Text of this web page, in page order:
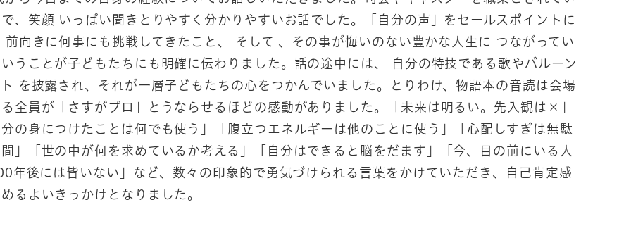
、笑顔 いっぱい聞きとりやすく分かりやすいお話でした。「自分の声」をセールスポイントに
前向きに何事にも挑戦してきたこと、 そして 、その事が悔いのない豊かな人生に つながってい
うことが子どもたちにも明確に伝わりました。話の途中には、 自分の特技である歌やバルーン
を披露され、それが一層子どもたちの心をつかんでいました。とりわけ、物語本の音読は会場
全員が「さすがプロ」とうならせるほどの感動がありました。「未来は明るい。先入観は×」
の身につけたことは何でも使う」「腹立つエネルギーは他のことに使う」「心配しすぎは無駄
」「世の中が何を求めているか考える」「自分はできると脳をだます」「今、目の前にいる人
年後には皆いない」など、数々の印象的で勇気づけられる言葉をかけていただき、自己肯定感
るよいきっかけとなりました。